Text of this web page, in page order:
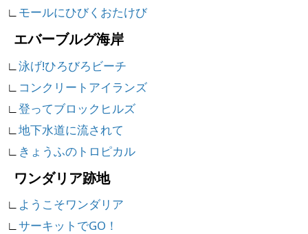
∟モールにひびくおたけび
エバーブルグ海岸
∟ 泳げ!ひろびろビーチ
∟ コンクリートアイランズ
∟ 登ってブロックヒルズ
∟ 地下水道に流されて
∟ きょうふのトロピカル
ワンダリア跡地
∟ ようこそワンダリア
∟サーキットでGO！